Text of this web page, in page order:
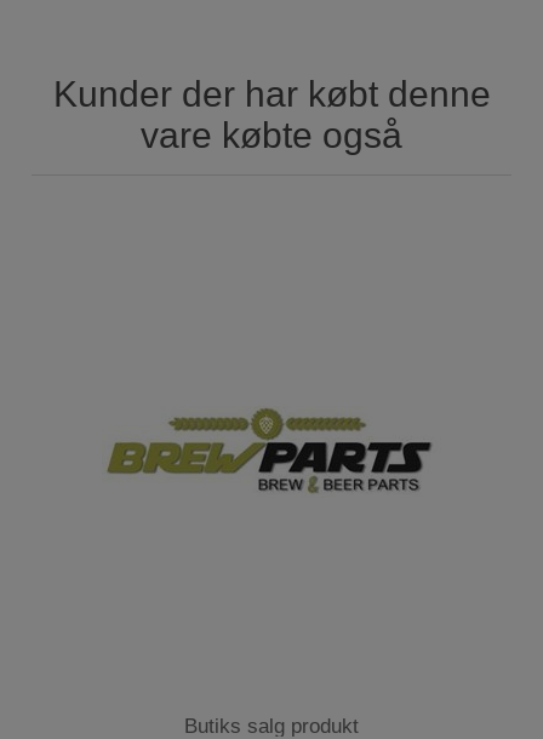
Kunder der har købt denne
vare købte også
Butiks salg produkt